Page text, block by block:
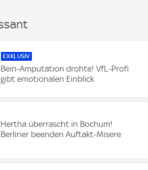
EXKLUSIV
Bein-Amputation drohte! VfL-Profi
gibt emotionalen Einblick
Hertha überrascht in Bochum!
Berliner beenden Auftakt-Misere